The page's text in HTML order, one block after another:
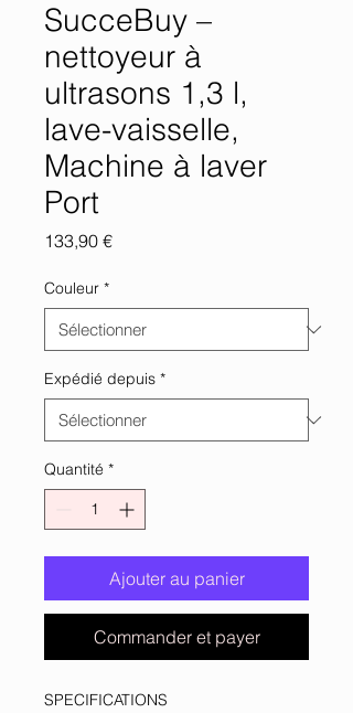
SucceBuy –
nettoyeur à
ultrasons 1,3 l,
lave-vaisselle,
Machine à laver
Port
133,90 €Prix
Couleur *
Expédié depuis *
Quantité *
Ajouter au panier
Commander et payer
SPECIFICATIONS